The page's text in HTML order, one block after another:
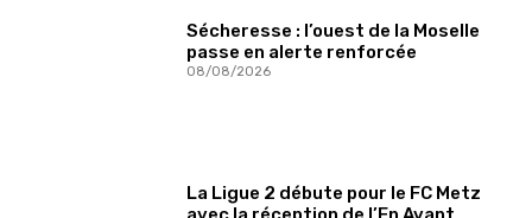
Sécheresse : l’ouest de la Moselle
passe en alerte renforcée
08/08/2026
La Ligue 2 débute pour le FC Metz